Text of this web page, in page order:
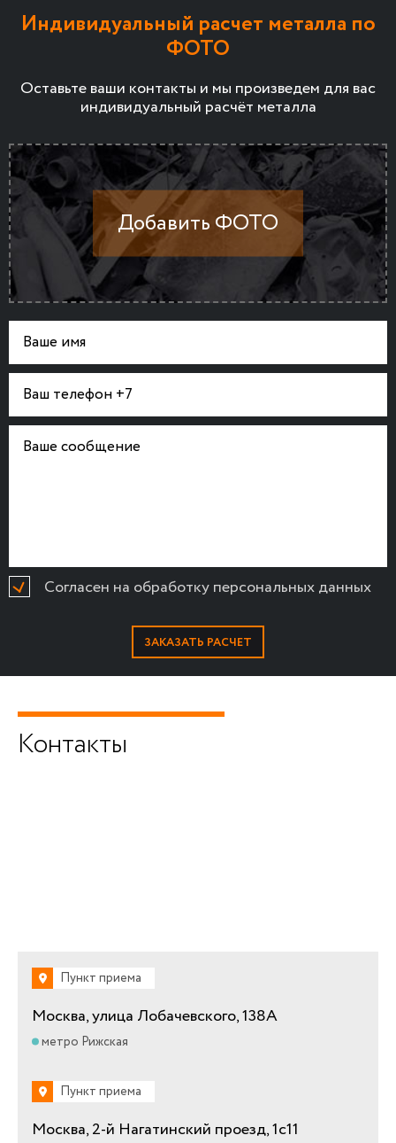
Индивидуальный расчет металла по
ФОТО
Оставьте ваши контакты и мы произведем для вас
индивидуальный расчёт металла
Согласен на обработку персональных данных
Контакты
Пункт приема
Москва, улица Лобачевского, 138А
метро Рижская
Пункт приема
Москва, 2-й Нагатинский проезд, 1с11